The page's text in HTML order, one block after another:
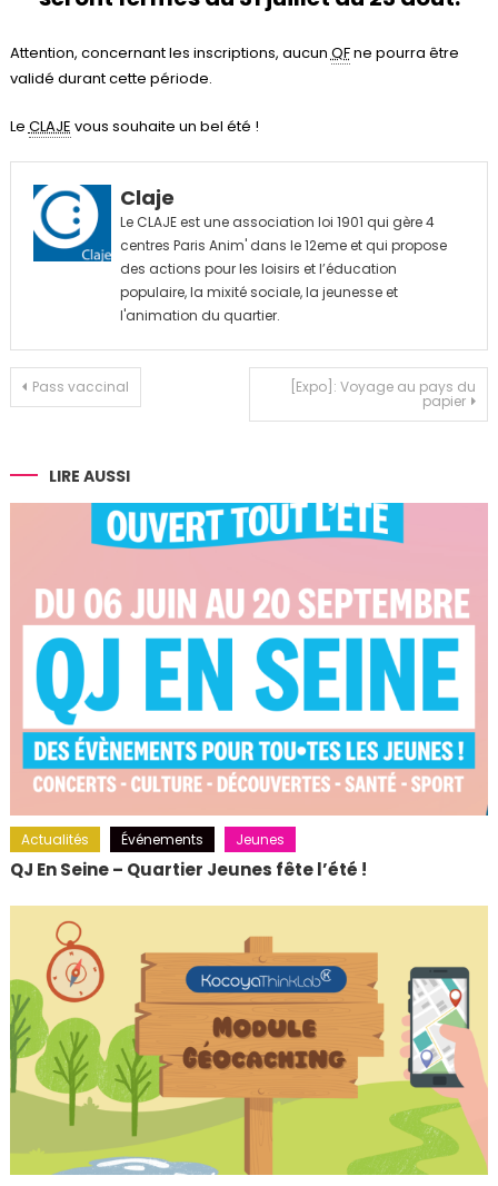
Attention, concernant les inscriptions, aucun QFne pourra être
validé durant cette période.
Le CLAJE vous souhaite un bel été !
Claje
Le CLAJE est une association loi 1901 qui gère 4
centres Paris Anim' dans le 12eme et qui propose
des actions pour les loisirs et l’éducation
populaire, la mixité sociale, la jeunesse et
l'animation du quartier.
Navigation
l’article
Pass vaccinal [Expo]: Voyage au pays du
papier
LIRE AUSSI
Actualités Événements Jeunes
QJ En Seine – Quartier Jeunes fête l’été !